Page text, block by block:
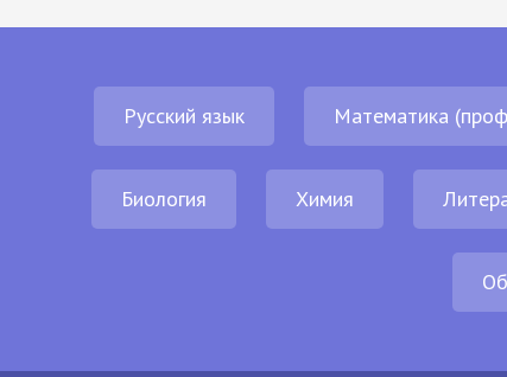
Русский язык Математика
Биология Химия